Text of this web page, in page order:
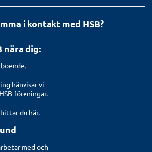
i kontakt med HSB?
nära dig:
hänvisar vi
föreningar.
du här.
med och